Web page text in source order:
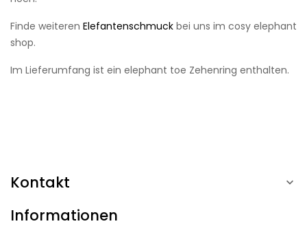
Finde weiteren Elefantenschmuck bei uns im cosy elephant
shop.
Im Lieferumfang ist ein elephant toe Zehenring enthalten.
Kontakt 
Informationen